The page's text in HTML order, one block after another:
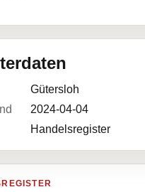
Gütersloh
2024-04-04
Handelsregister